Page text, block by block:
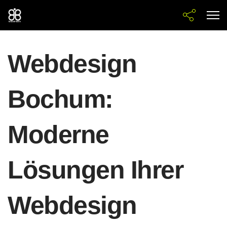
Webdesign
Bochum:
Moderne
Lösungen Ihrer
Webdesign